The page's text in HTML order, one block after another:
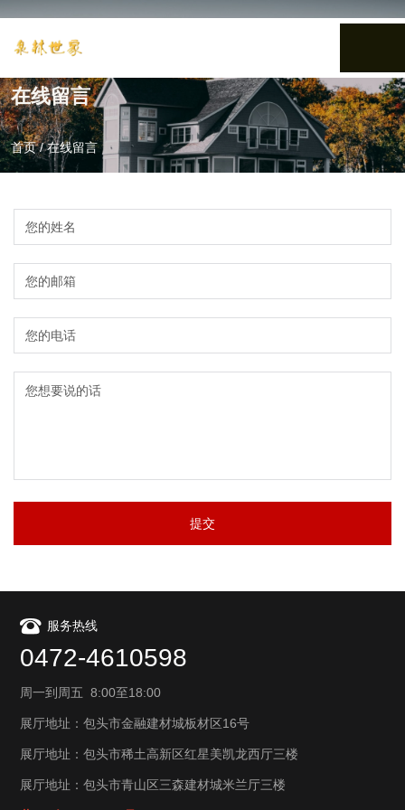
在线留言
首页/在线留言
提交
服务热线
0472-4610598
周一到周五 8:00至18:00
展厅地址：包头市金融建材城板材区16号
展厅地址：包头市稀土高新区红星美凯龙西厅三楼
展厅地址：包头市青山区三森建材城米兰厅三楼